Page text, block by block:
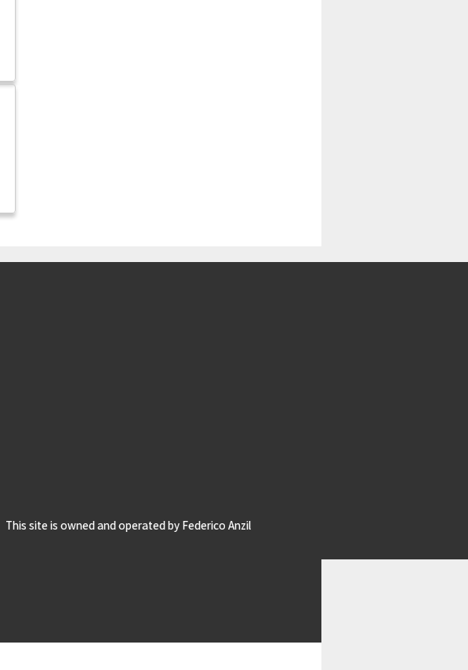
This site is owned and operated by Federico Anzil